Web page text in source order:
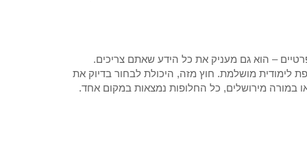
– הוא גם מעניק את כל הידע שאתם צריכים.
לימודית מושלמת. חוץ מזה, היכולת לבחור בדיוק את
במורה מירושלים, כל החלופות נמצאות במקום אחד.